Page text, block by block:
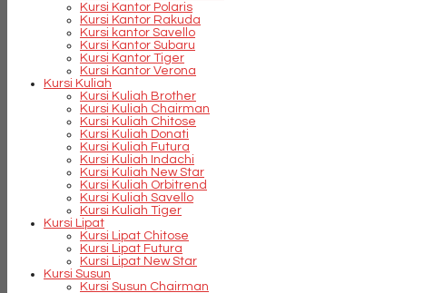
Kursi Kantor Polaris
Kursi Kantor Rakuda
Kursi kantor Savello
Kursi Kantor Subaru
Kursi Kantor Tiger
Kursi Kantor Verona
Kursi Kuliah
Kursi Kuliah Brother
Kursi Kuliah Chairman
Kursi Kuliah Chitose
Kursi Kuliah Donati
Kursi Kuliah Futura
Kursi Kuliah Indachi
Kursi Kuliah New Star
Kursi Kuliah Orbitrend
Kursi Kuliah Savello
Kursi Kuliah Tiger
Kursi Lipat
Kursi Lipat Chitose
Kursi Lipat Futura
Kursi Lipat New Star
Kursi Susun
Kursi Susun Chairman